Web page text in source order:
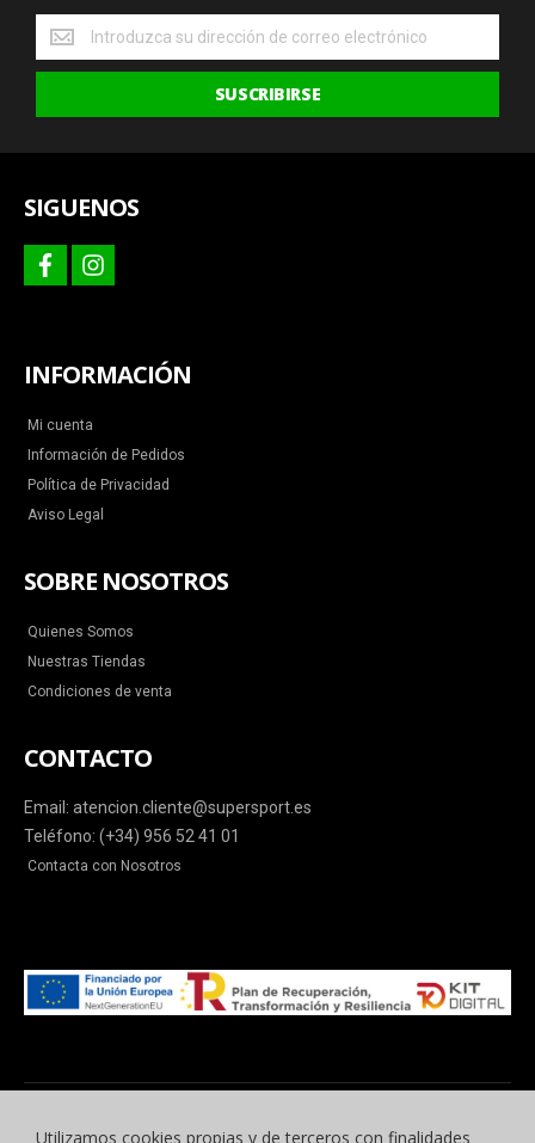
Obtenga
las
últimas
y
SUSCRIBIRSE
SIGUENOS
facebookinstagram
INFORMACIÓN
Mi cuenta
Información de Pedidos
Política de Privacidad
Aviso Legal
SOBRE NOSOTROS
Quienes Somos
Nuestras Tiendas
Condiciones de venta
CONTACTO
Email: atencion.cliente@supersport.es
Teléfono: (+34) 956 52 41 01
Contacta con Nosotros
Utilizamos cookies propias y de terceros con finalidades